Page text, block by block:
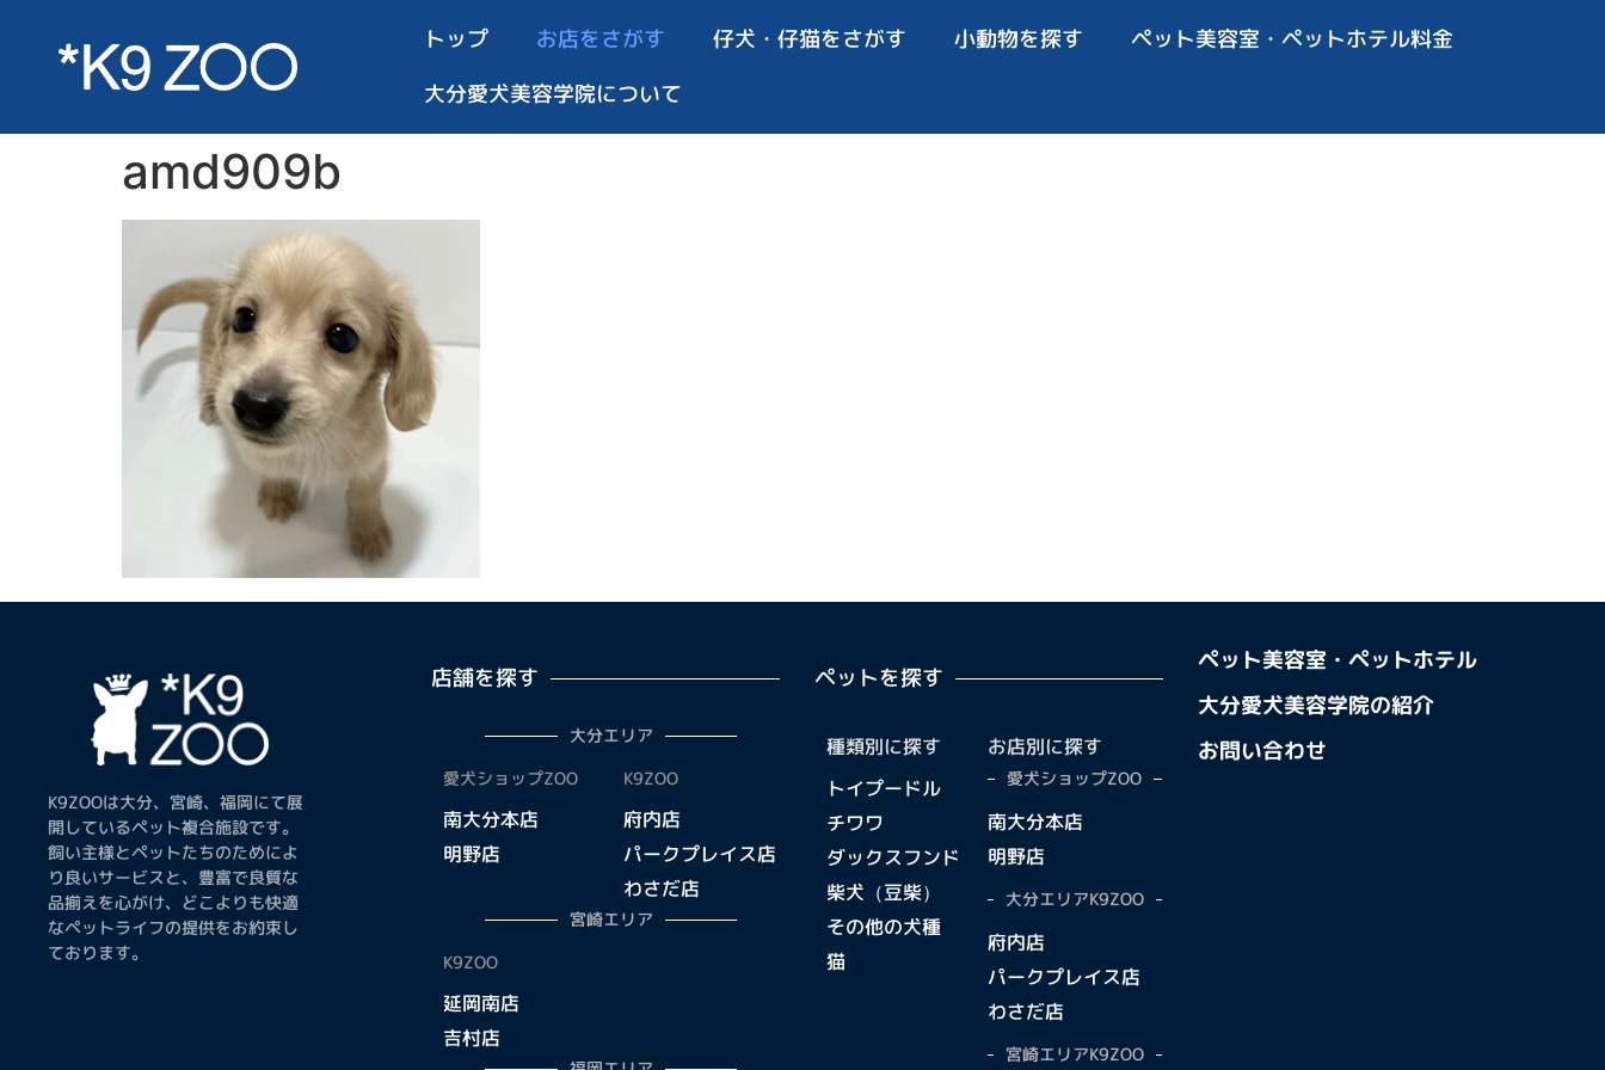
トップ お店をさがす 仔犬・仔猫をさがす 小動物を探す
ペット美容室・ペットホテル料金
大分愛犬美容学院について
amd909b
K9ZOOは大分、宮崎、福岡にて展
開しているペット複合施設です。
飼い主様とペットたちのためによ
り良いサービスと、豊富で良質な
品揃えを心がけ、どこよりも快適
なペットライフの提供をお約束し
ております。
店舗を探す
大分エリア
愛犬ショップZOO
南大分本店
明野店
K9ZOO
府内店
パークプレイス店
わさだ店
宮崎エリア
K9ZOO
延岡南店
吉村店
ペットを探す
種類別に探す
トイプードル
チワワ
ダックスフンド
柴犬（豆柴）
その他の犬種
猫
お店別に探す
愛犬ショップZOO
南大分本店
明野店
大分エリアK9ZOO
府内店
パークプレイス店
わさだ店
宮崎エリアK9ZOO
ペット美容室・ペットホテル
大分愛犬美容学院の紹介
お問い合わせ